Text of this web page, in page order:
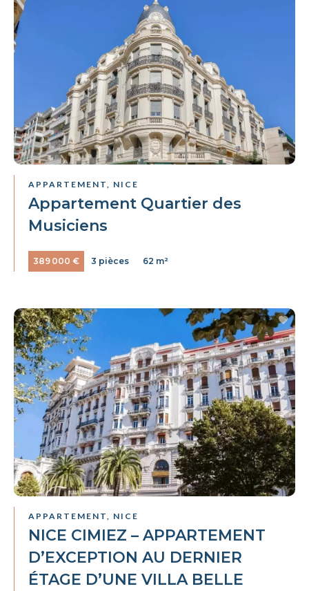
APPARTEMENT, NICE
Appartement Quartier des
Musiciens
389 000 € 3 pièces 62 m²
APPARTEMENT, NICE
NICE CIMIEZ – APPARTEMENT
D’EXCEPTION AU DERNIER
ÉTAGE D’UNE VILLA BELLE